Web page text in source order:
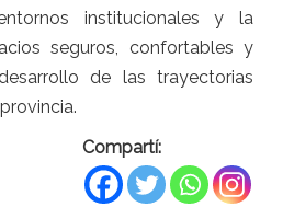
institucionales y la
seguros, confortables y
de las trayectorias
Compartí: